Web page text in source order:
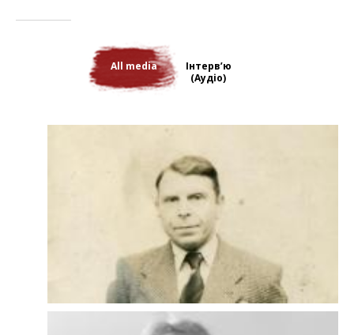
Після звільнення у 1944 р. її відправили до Харкова (Україна) – саме
чекав на повернення Яніни. Вона оселилася у тітки по
материнській лінії, але через недоброзичливе ставлення з боку
родички, Яніні довелося дуже швидко вийти заміж. Завдяки
допомозі батькового друга, який жив тоді в Англії, їй пощастило
вірною собі, вона продовжує жорстко критикувати владу, оскільки
несправедливість її коробить.
L'entretien avec Janina Borysewicz a été conduit en 2011 par Anieszka
All media
Інтерв’ю
(Аудіо)